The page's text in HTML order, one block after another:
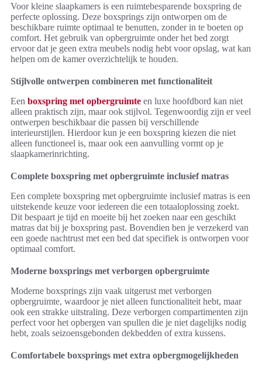
Voor kleine slaapkamers is een ruimtebesparende boxspring de
perfecte oplossing. Deze boxsprings zijn ontworpen om de
beschikbare ruimte optimaal te benutten, zonder in te boeten op
comfort. Het gebruik van opbergruimte onder het bed zorgt
ervoor dat je geen extra meubels nodig hebt voor opslag, wat kan
helpen om de kamer overzichtelijk te houden.
Stijlvolle ontwerpen combineren met functionaliteit
Een boxspring met opbergruimte en luxe hoofdbord kan niet
alleen praktisch zijn, maar ook stijlvol. Tegenwoordig zijn er veel
ontwerpen beschikbaar die passen bij verschillende
interieurstijlen. Hierdoor kun je een boxspring kiezen die niet
alleen functioneel is, maar ook een aanvulling vormt op je
slaapkamerinrichting.
Complete boxspring met opbergruimte inclusief matras
Een complete boxspring met opbergruimte inclusief matras is een
uitstekende keuze voor iedereen die een totaaloplossing zoekt.
Dit bespaart je tijd en moeite bij het zoeken naar een geschikt
matras dat bij je boxspring past. Bovendien ben je verzekerd van
een goede nachtrust met een bed dat specifiek is ontworpen voor
optimaal comfort.
Moderne boxsprings met verborgen opbergruimte
Moderne boxsprings zijn vaak uitgerust met verborgen
opbergruimte, waardoor je niet alleen functionaliteit hebt, maar
ook een strakke uitstraling. Deze verborgen compartimenten zijn
perfect voor het opbergen van spullen die je niet dagelijks nodig
hebt, zoals seizoensgebonden dekbedden of extra kussens.
Comfortabele boxsprings met extra opbergmogelijkheden